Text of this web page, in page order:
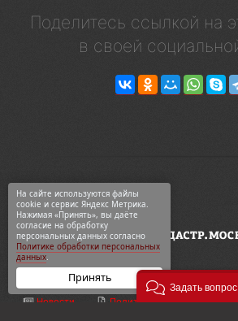
Поделитесь ссылкой на
в своей
Новости
Политика конф-ти
ООО
На сайте используются файлы
cookie и сервис Яндекс Метрика.
Нажимая «Принять», вы даёте
согласие на обработку
персональных данных согласно
Политике обработки персональных
данных.
Принять
Задать